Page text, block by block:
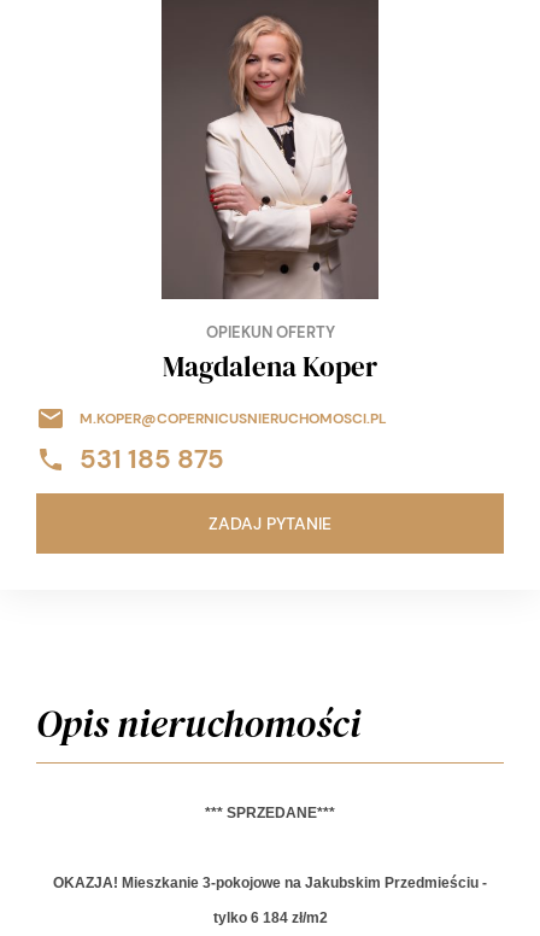
OPIEKUN OFERTY
Magdalena Koper
M.KOPER@COPERNICUSNIERUCHOMOSCI.PL
531 185 875
ZADAJ PYTANIE
Opis nieruchomości
*** SPRZEDANE***
OKAZJA! Mieszkanie 3-pokojowe na Jakubskim Przedmieściu -
tylko 6 184 zł/m2